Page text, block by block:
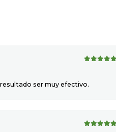
ser muy efectivo.